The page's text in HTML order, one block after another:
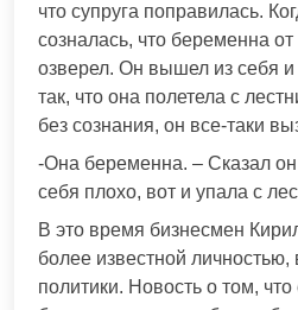
что супруга поправилась.
созналась, что беременна
озверел. Он вышел из себя и
так, что она полетела с
без сознания, он все-таки
-Она беременна. – Сказал
себя плохо, вот и упала с
В это время бизнесмен
более известной личностью,
политики. Новость о том, что